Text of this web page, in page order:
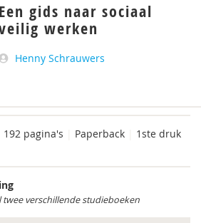
Een gids naar sociaal
werken
Henny Schrauwers
192 pagina's Paperback
1ste druk
verschillende studieboeken